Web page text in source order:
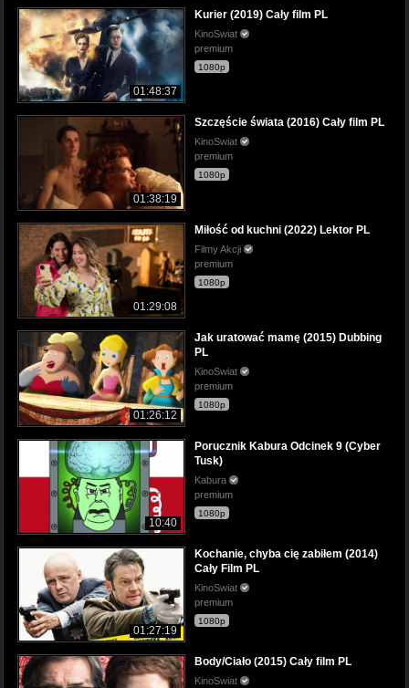
01:48:37
Kurier (2019) Cały film PL
KinoSwiat
premium
1080p
01:38:19
Szczęście świata (2016) Cały film PL
KinoSwiat
premium
1080p
01:29:08
Miłość od kuchni (2022) Lektor PL
Filmy Akcji
premium
1080p
01:26:12
Jak uratować mamę (2015) Dubbing
PL
KinoSwiat
premium
1080p
10:40
Porucznik Kabura Odcinek 9 (Cyber
Tusk)
Kabura
premium
1080p
01:27:19
Kochanie, chyba cię zabiłem (2014)
Cały Film PL
KinoSwiat
premium
1080p
Body/Ciało (2015) Cały film PL
KinoSwiat